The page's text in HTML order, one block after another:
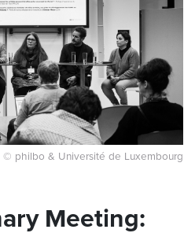
© philbo & Université de Luxembourg
Meeting: